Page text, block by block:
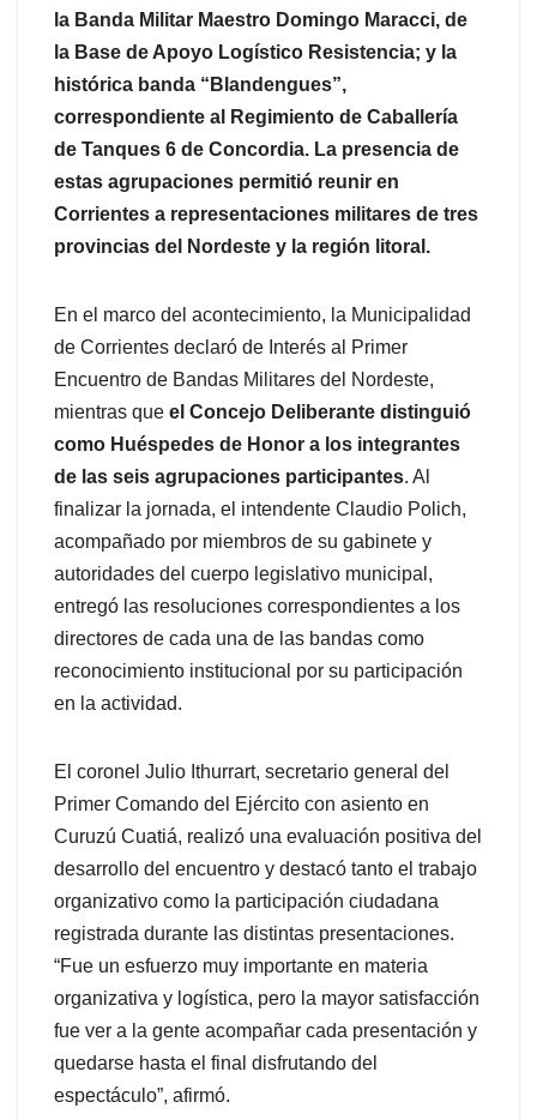
la Banda Militar Maestro Domingo Maracci, de
la Base de Apoyo Logístico Resistencia; y la
histórica banda “Blandengues”,
correspondiente al Regimiento de Caballería
de Tanques 6 de Concordia. La presencia de
estas agrupaciones permitió reunir en
Corrientes a representaciones militares de tres
provincias del Nordeste y la región litoral.
En el marco del acontecimiento, la Municipalidad
de Corrientes declaró de Interés al Primer
Encuentro de Bandas Militares del Nordeste,
mientras que el Concejo Deliberante distinguió
como Huéspedes de Honor a los integrantes
de las seis agrupaciones participantes. Al
finalizar la jornada, el intendente Claudio Polich,
acompañado por miembros de su gabinete y
autoridades del cuerpo legislativo municipal,
entregó las resoluciones correspondientes a los
directores de cada una de las bandas como
reconocimiento institucional por su participación
en la actividad.
El coronel Julio Ithurrart, secretario general del
Primer Comando del Ejército con asiento en
Curuzú Cuatiá, realizó una evaluación positiva del
desarrollo del encuentro y destacó tanto el trabajo
organizativo como la participación ciudadana
registrada durante las distintas presentaciones.
“Fue un esfuerzo muy importante en materia
organizativa y logística, pero la mayor satisfacción
fue ver a la gente acompañar cada presentación y
quedarse hasta el final disfrutando del
espectáculo”, afirmó.